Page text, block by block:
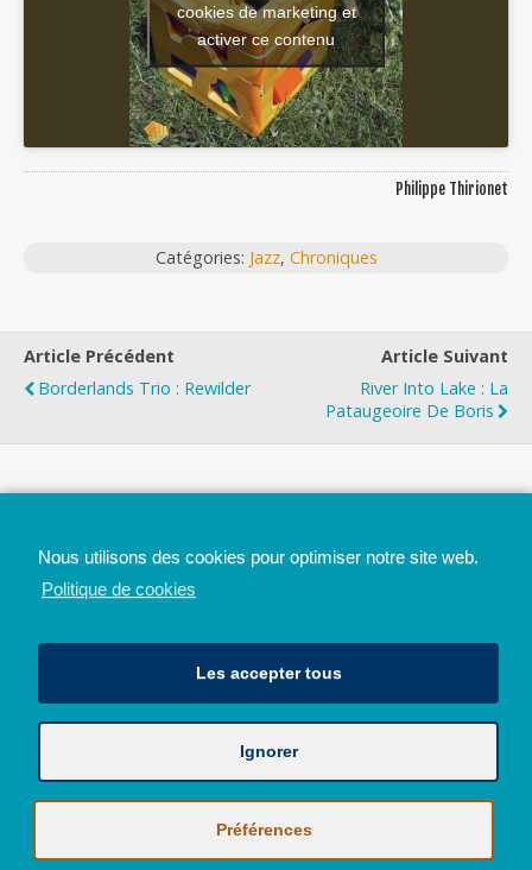
cookies de marketing et
activer ce contenu
Philippe Thirionet
Catégories: Jazz, Chroniques
Article Précédent
Borderlands Trio : Rewilder
Article Suivant
River Into Lake : La
Pataugeoire De Boris
Avec le soutien de la Province de Liège
© 2026 - Tous droits réservés - JazzMania
Politique en matière de confidentialité et de vie privée
Nous utilisons des cookies pour optimiser notre site web.
Politique de cookies
Les accepter tous
Ignorer
Préférences